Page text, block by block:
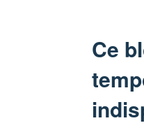
Ce